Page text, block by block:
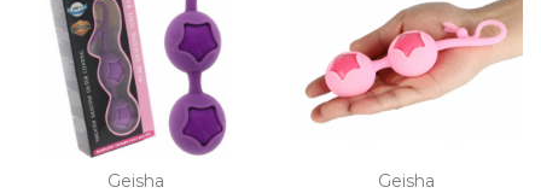
Geisha Geisha